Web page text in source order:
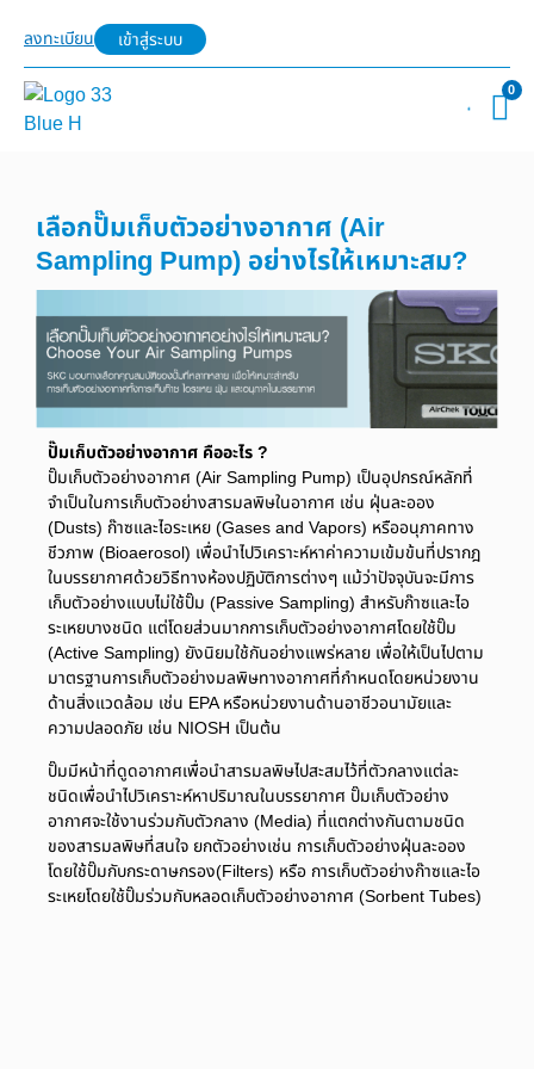
ลงทะเบียน เข้าสู่ระบบ
0
เลือกปั๊มเก็บตัวอย่างอากาศ (Air
Sampling Pump) อย่างไรให้เหมาะสม?
ปั๊มเก็บตัวอย่างอากาศ คืออะไร ?
ปั๊มเก็บตัวอย่างอากาศ (Air Sampling Pump) เป็นอุปกรณ์หลักที่
จำเป็นในการเก็บตัวอย่างสารมลพิษในอากาศ เช่น ฝุ่นละออง
(Dusts) ก๊าซและไอระเหย (Gases and Vapors) หรืออนุภาคทาง
ชีวภาพ (Bioaerosol) เพื่อนำไปวิเคราะห์หาค่าความเข้มข้นที่ปรากฎ
ในบรรยากาศด้วยวิธีทางห้องปฏิบัติการต่างๆ แม้ว่าปัจจุบันจะมีการ
เก็บตัวอย่างแบบไม่ใช้ปั๊ม (Passive Sampling) สำหรับก๊าซและไอ
ระเหยบางชนิด แต่โดยส่วนมากการเก็บตัวอย่างอากาศโดยใช้ปั๊ม
(Active Sampling) ยังนิยมใช้กันอย่างแพร่หลาย เพื่อให้เป็นไปตาม
มาตรฐานการเก็บตัวอย่างมลพิษทางอากาศที่กำหนดโดยหน่วยงาน
ด้านสิ่งแวดล้อม เช่น EPA หรือหน่วยงานด้านอาชีวอนามัยและ
ความปลอดภัย เช่น NIOSH เป็นต้น
ปั๊มมีหน้าที่ดูดอากาศเพื่อนำสารมลพิษไปสะสมไว้ที่ตัวกลางแต่ละ
ชนิดเพื่อนำไปวิเคราะห์หาปริมาณในบรรยากาศ ปั๊มเก็บตัวอย่าง
อากาศจะใช้งานร่วมกับตัวกลาง (Media) ที่แตกต่างกันตามชนิด
ของสารมลพิษที่สนใจ ยกตัวอย่างเช่น การเก็บตัวอย่างฝุ่นละออง
โดยใช้ปั๊มกับกระดาษกรอง(Filters) หรือ การเก็บตัวอย่างก๊าซและไอ
ระเหยโดยใช้ปั๊มร่วมกับหลอดเก็บตัวอย่างอากาศ (Sorbent Tubes)